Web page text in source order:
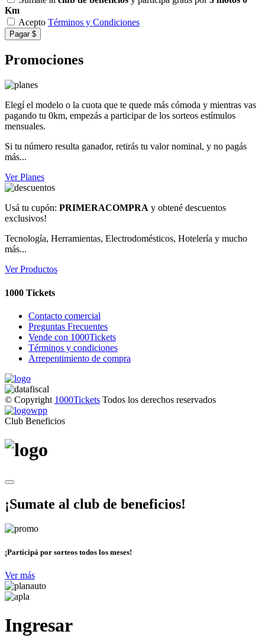
Km
Acepto Términos y Condiciones
Pagar $
Promociones
Elegí el modelo o la cuota que te quede más cómoda y mientras vas
pagando tu 0km, empezás a participar de los sorteos estímulos
mensuales.
Si tu número resulta ganador, retirás tu valor nominal, y no pagás
más...
Ver Planes
Usá tu cupón: PRIMERACOMPRA y obtené descuentos
exclusivos!
Tecnología, Herramientas, Electrodomésticos, Hotelería y mucho
más...
Ver Productos
1000 Tickets
Contacto comercial
Preguntas Frecuentes
Vende con 1000Tickets
Términos y condiciones
Arrepentimiento de compra
© Copyright 1000Tickets Todos los derechos reservados
Club Beneficios
¡Sumate al club de beneficios!
¡Participá por sorteos todos los meses!
Ver más
Ingresar